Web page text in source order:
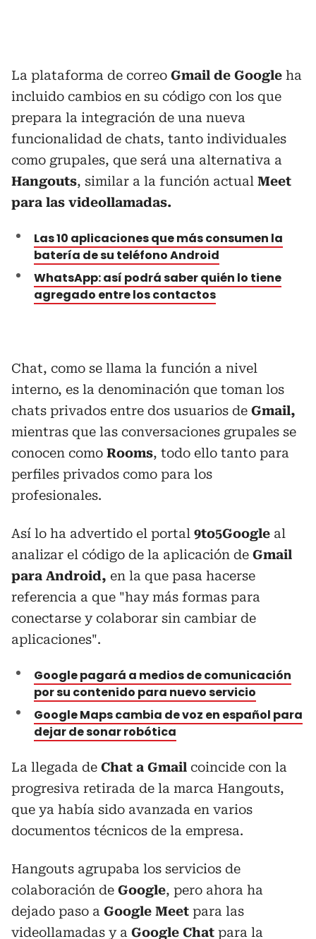
La plataforma de correo Gmail de Google ha
incluido cambios en su código con los que
prepara la integración de una nueva
funcionalidad de chats, tanto individuales
como grupales, que será una alternativa a
Hangouts, similar a la función actual Meet
para las videollamadas.
Las 10 aplicaciones que más consumen la
batería de su teléfono Android
WhatsApp: así podrá saber quién lo tiene
agregado entre los contactos
Chat, como se llama la función a nivel
interno, es la denominación que toman los
chats privados entre dos usuarios de Gmail,
mientras que las conversaciones grupales se
conocen como Rooms, todo ello tanto para
perfiles privados como para los
profesionales.
Así lo ha advertido el portal 9to5Google al
analizar el código de la aplicación de Gmail
para Android, en la que pasa hacerse
referencia a que "hay más formas para
conectarse y colaborar sin cambiar de
aplicaciones".
Google pagará a medios de comunicación
por su contenido para nuevo servicio
Google Maps cambia de voz en español para
dejar de sonar robótica
La llegada de Chat a Gmail coincide con la
progresiva retirada de la marca Hangouts,
que ya había sido avanzada en varios
documentos técnicos de la empresa.
Hangouts agrupaba los servicios de
colaboración de Google, pero ahora ha
dejado paso a Google Meet para las
videollamadas y a Google Chat para la